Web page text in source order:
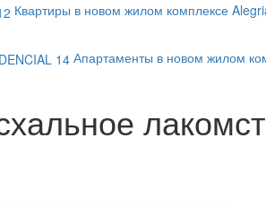
Квартиры в новом жилом комплексе
Апартаменты в новом жилом